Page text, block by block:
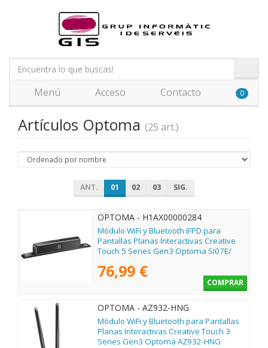
Menú Acceso Contacto 0
Artículos Optoma (25 art.)
ANT. 01 02 03 SIG.
OPTOMA - H1AX00000284
Módulo WiFi y Bluetooth IFPD para
Pantallas Planas Interactivas Creative
Touch 5 Series Gen3 Optoma SI07E/
76,99 €
COMPRAR
OPTOMA - AZ932-HNG
Módulo WiFi y Bluetooth para Pantallas
Planas Interactivas Creative Touch 3
Series Gen3 Optoma AZ932-HNG